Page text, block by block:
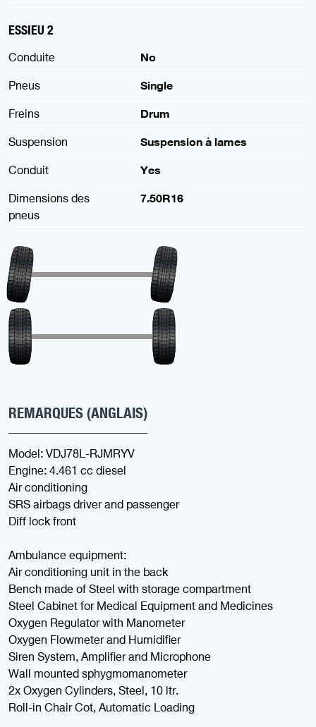
ESSIEU 2
Conduite
No
Pneus
Single
Freins
Drum
Suspension
Suspension à lames
Conduit
Yes
Dimensions des
pneus
7.50R16
REMARQUES (ANGLAIS)
Model: VDJ78L-RJMRYV
Engine: 4.461 cc diesel
Air conditioning
SRS airbags driver and passenger
Diff lock front
Ambulance equipment:
Air conditioning unit in the back
Bench made of Steel with storage compartment
Steel Cabinet for Medical Equipment and Medicines
Oxygen Regulator with Manometer
Oxygen Flowmeter and Humidifier
Siren System, Amplifier and Microphone
Wall mounted sphygmomanometer
2x Oxygen Cylinders, Steel, 10 ltr.
Roll-in Chair Cot, Automatic Loading